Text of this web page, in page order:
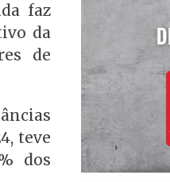
faz
da
de
teve
dos